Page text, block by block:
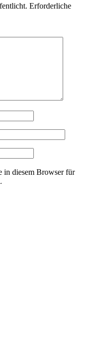
Erforderliche
in diesem Browser für